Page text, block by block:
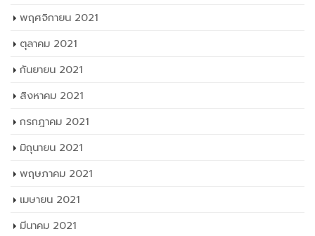
พฤศจิกายน 2021
ตุลาคม 2021
กันยายน 2021
สิงหาคม 2021
กรกฎาคม 2021
มิถุนายน 2021
พฤษภาคม 2021
เมษายน 2021
มีนาคม 2021